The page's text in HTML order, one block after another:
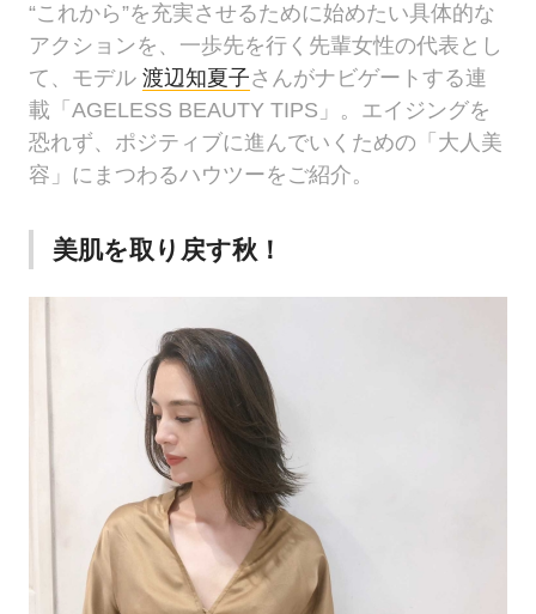
“これから”を充実させるために始めたい具体的な
アクションを、一歩先を行く先輩女性の代表とし
て、モデル渡辺知夏子さんがナビゲートする連
載「AGELESS BEAUTY TIPS」。エイジングを
恐れず、ポジティブに進んでいくための「大人美
容」にまつわるハウツーをご紹介。
美肌を取り戻す秋！